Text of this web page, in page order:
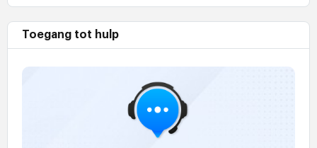
Toegang tot hulp